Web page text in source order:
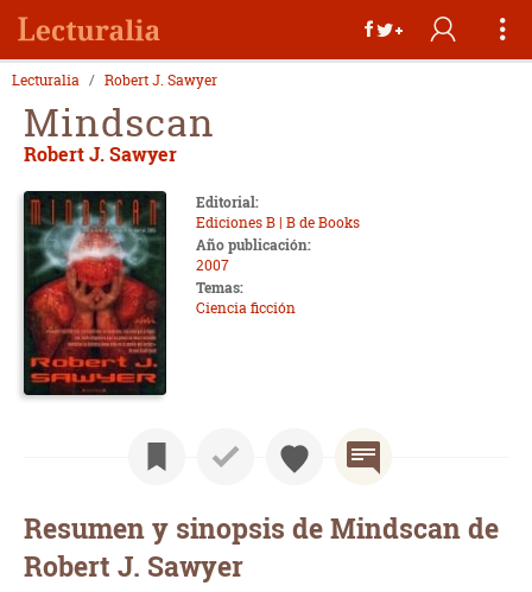
Lecturalia Robert J. Sawyer
Mindscan
Robert J. Sawyer
Editorial:
Ediciones B | B de Books
Año publicación:
2007
Temas:
Ciencia ficción
Resumen y sinopsis de Mindscan de
Robert J. Sawyer